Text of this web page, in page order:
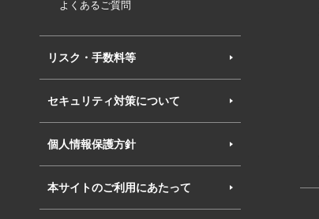
よくあるご質問
リスク・手数料等
セキュリティ対策について
個人情報保護方針
本サイトのご利用にあたって